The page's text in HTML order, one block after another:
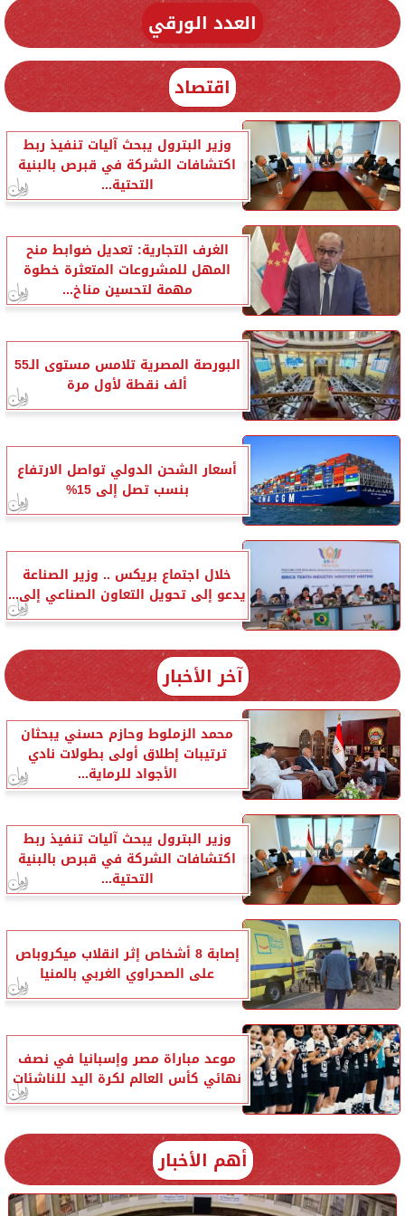
العدد الورقي
اقتصاد
وزير البترول يبحث آليات تنفيذ ربط
اكتشافات الشركة في قبرص بالبنية
التحتية...
الغرف التجارية: تعديل ضوابط منح
المهل للمشروعات المتعثرة خطوة
مهمة لتحسين مناخ...
البورصة المصرية تلامس مستوى الـ55
ألف نقطة لأول مرة
أسعار الشحن الدولي تواصل الارتفاع
بنسب تصل إلى 15%
خلال اجتماع بريكس .. وزير الصناعة
يدعو إلى تحويل التعاون الصناعي إلى...
آخر الأخبار
محمد الزملوط وحازم حسني يبحثان
ترتيبات إطلاق أولى بطولات نادي
الأجواد للرماية...
وزير البترول يبحث آليات تنفيذ ربط
اكتشافات الشركة في قبرص بالبنية
التحتية...
إصابة 8 أشخاص إثر انقلاب ميكروباص
على الصحراوي الغربي بالمنيا
موعد مباراة مصر وإسبانيا في نصف
نهائي كأس العالم لكرة اليد للناشئات
أهم الأخبار